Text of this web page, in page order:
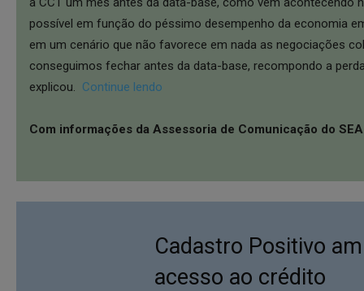
possível em função do péssimo desempenho da economia
em um cenário que não favorece em nada as negociações
conseguimos fechar antes da data-base, recompondo a
explicou. Continue lendo
Com informações da Assessoria de Comunicação do
Cadastro Positivo
acesso ao crédito